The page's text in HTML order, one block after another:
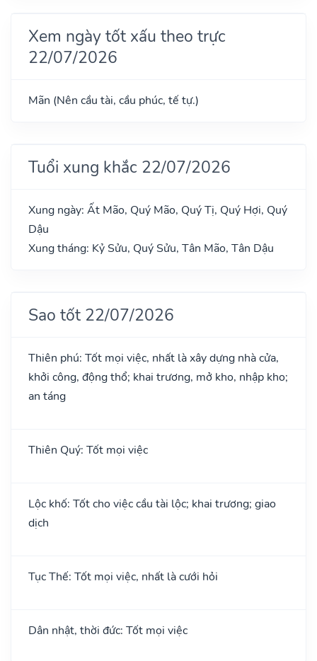
Xem ngày tốt xấu theo trực
22/07/2026
Mãn (Nên cầu tài, cầu phúc, tế tự.)
Tuổi xung khắc 22/07/2026
Xung ngày: Ất Mão, Quý Mão, Quý Tị, Quý Hợi, Quý
Dậu
Xung tháng: Kỷ Sửu, Quý Sửu, Tân Mão, Tân Dậu
Sao tốt 22/07/2026
Thiên phú: Tốt mọi việc, nhất là xây dựng nhà cửa,
khởi công, động thổ; khai trương, mở kho, nhập kho;
an táng
Thiên Quý: Tốt mọi việc
Lộc khố: Tốt cho việc cầu tài lộc; khai trương; giao
dịch
Tục Thế: Tốt mọi việc, nhất là cưới hỏi
Dân nhật, thời đức: Tốt mọi việc